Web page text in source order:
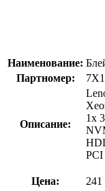
Наименование:
Партномер:
Описание:
1x
PCI
Цена: 241